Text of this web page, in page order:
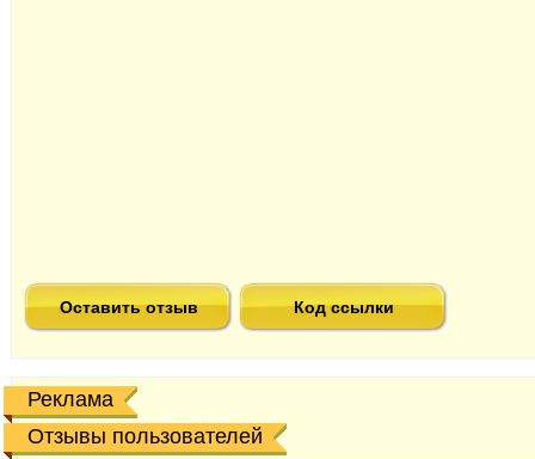
Оставить отзыв Код ссылки
Реклама
Отзывы пользователей